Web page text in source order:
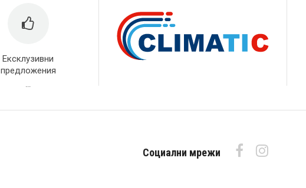
Ексклузивни
предложения
Социални мрежи